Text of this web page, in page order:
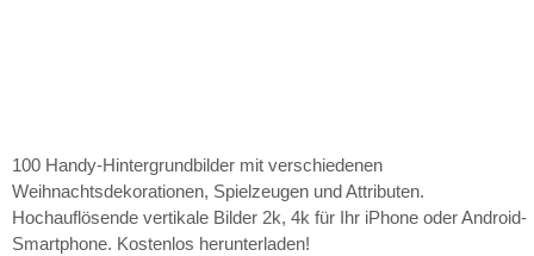
100 Handy-Hintergrundbilder mit verschiedenen
Weihnachtsdekorationen, Spielzeugen und Attributen.
Hochauflösende vertikale Bilder 2k, 4k für Ihr iPhone oder Android-
Smartphone. Kostenlos herunterladen!